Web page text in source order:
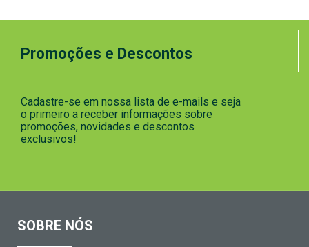
Promoções e Descontos
Cadastre-se em nossa lista de e-mails e seja
o primeiro a receber informações sobre
promoções, novidades e descontos
exclusivos!
SOBRE NÓS